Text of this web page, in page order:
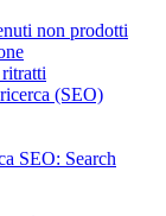
non prodotti
(SEO)
SEO: Search